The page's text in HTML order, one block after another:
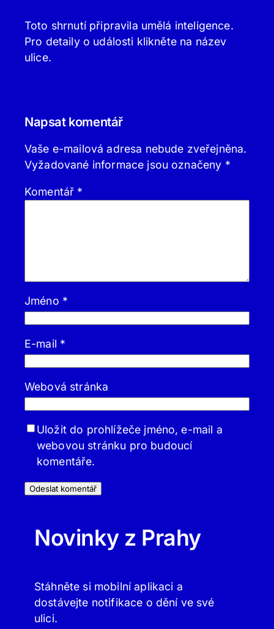
Toto shrnutí připravila umělá inteligence.
Pro detaily o události klikněte na název
ulice.
Napsat komentář
Vaše e-mailová adresa nebude zveřejněna.
Vyžadované informace jsou označeny *
Komentář *
Jméno *
E-mail *
Webová stránka
Uložit do prohlížeče jméno, e-mail a
webovou stránku pro budoucí
komentáře.
Novinky z Prahy
Stáhněte si mobilní aplikaci a
dostávejte notifikace o dění ve své
ulici.